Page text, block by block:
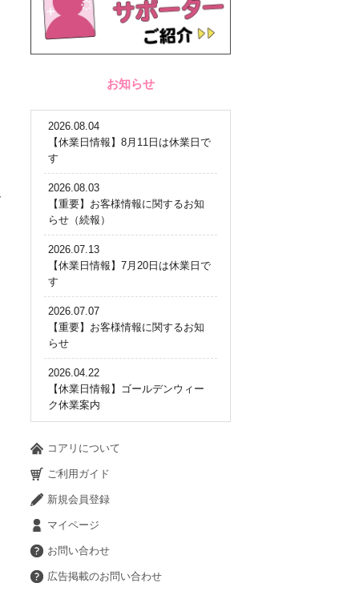
お知らせ
2026.08.04
【休業日情報】8月11日は休業日で
す
2026.08.03
【重要】お客様情報に関するお知
らせ（続報）
2026.07.13
【休業日情報】7月20日は休業日で
す
2026.07.07
【重要】お客様情報に関するお知
らせ
2026.04.22
【休業日情報】ゴールデンウィー
ク休業案内
コアリについて
ご利用ガイド
新規会員登録
マイページ
お問い合わせ
広告掲載のお問い合わせ